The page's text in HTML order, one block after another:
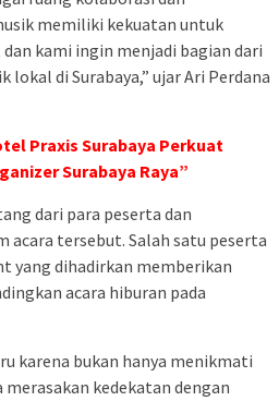
memiliki kekuatan untuk
kami ingin menjadi bagian dari
di Surabaya,” ujar Ari Perdana
Praxis Surabaya Perkuat
Surabaya Raya”
dari para peserta dan
acara tersebut. Salah satu peserta
yang dihadirkan memberikan
acara hiburan pada
karena bukan hanya menikmati
kedekatan dengan